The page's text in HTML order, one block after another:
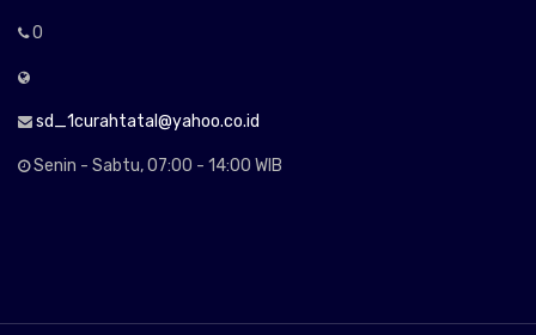
0
sd_1curahtatal@yahoo.co.id
Senin - Sabtu, 07:00 - 14:00 WIB